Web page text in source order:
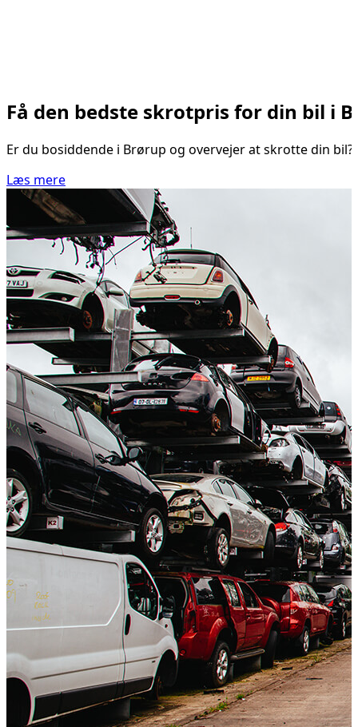
Få den bedste skrotpris for din bil i
Er du bosiddende i Brørup og overvejer at skrotte din
Læs mere